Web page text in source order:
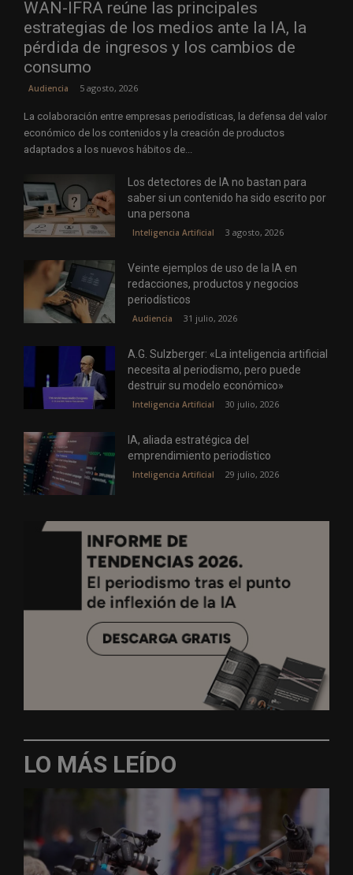
WAN-IFRA reúne las principales
estrategias de los medios ante la IA, la
pérdida de ingresos y los cambios de
consumo
Audiencia 5 agosto, 2026
La colaboración entre empresas periodísticas, la defensa del valor
económico de los contenidos y la creación de productos
adaptados a los nuevos hábitos de...
Los detectores de IA no bastan para
saber si un contenido ha sido escrito por
una persona
Inteligencia Artificial 3 agosto, 2026
Veinte ejemplos de uso de la IA en
redacciones, productos y negocios
periodísticos
Audiencia 31 julio, 2026
A.G. Sulzberger: «La inteligencia artificial
necesita al periodismo, pero puede
destruir su modelo económico»
Inteligencia Artificial 30 julio, 2026
IA, aliada estratégica del
emprendimiento periodístico
Inteligencia Artificial 29 julio, 2026
LO MÁS LEÍDO